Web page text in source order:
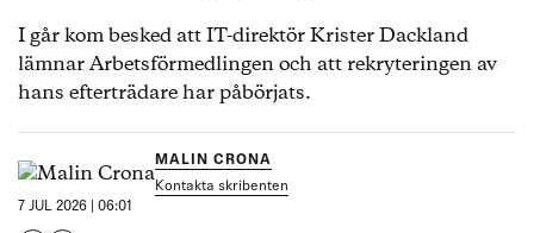
I går kom besked att IT-direktör Krister Dackland
lämnar Arbetsförmedlingen och att rekryteringen av
hans efterträdare har påbörjats.
MALIN CRONA
Kontakta skribenten
7 JUL 2026 | 06:01